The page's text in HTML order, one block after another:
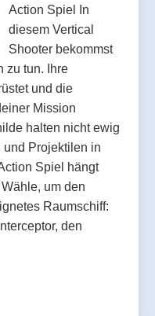
Action Spiel In
diesem Vertical
Shooter bekommst
zu tun. Ihre
und die
Mission
halten nicht ewig
und Projektilen in
Spiel hängt
um den
Raumschiff:
den